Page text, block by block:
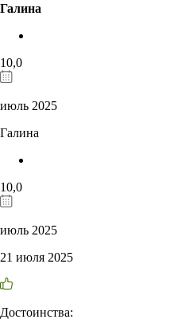
Галина
10,0
июль 2025
Галина
10,0
июль 2025
21 июля 2025
Достоинства: